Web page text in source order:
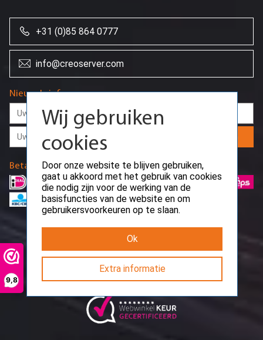
+31 (0)85 864 0777
info@creoserver.com
Nieuwsbrief
Betaalmethodes
Wij gebruiken
cookies
Door onze website te blijven gebruiken,
gaat u akkoord met het gebruik van cookies
die nodig zijn voor de werking van de
basisfuncties van de website en om
Ok
Extra informatie
Request error
Path: /api/public/webwinkel-